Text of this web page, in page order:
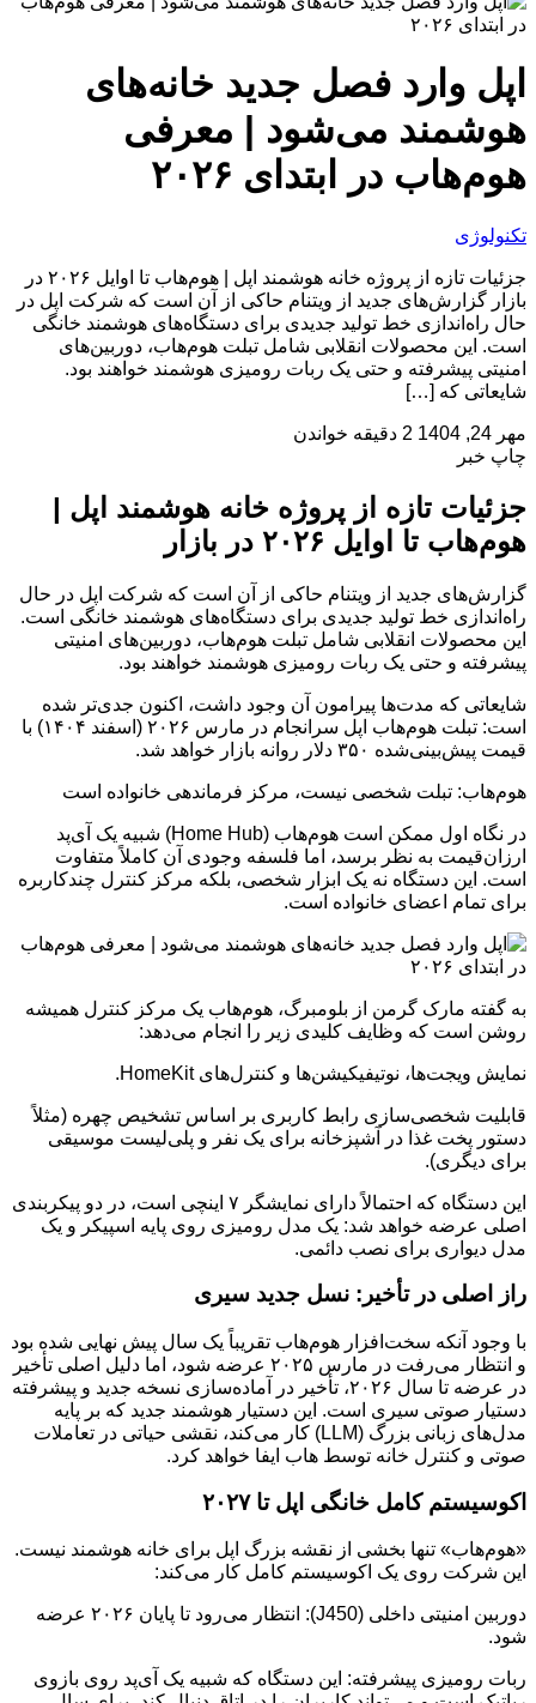
اپل وارد فصل جدید خانه‌های
هوشمند می‌شود | معرفی
هوم‌هاب در ابتدای ۲۰۲۶
تکنولوژی
جزئیات تازه از پروژه خانه هوشمند اپل | هوم‌هاب تا اوایل ۲۰۲۶ در
بازار گزارش‌های جدید از ویتنام حاکی از آن است که شرکت اپل در
حال راه‌اندازی خط تولید جدیدی برای دستگاه‌های هوشمند خانگی
است. این محصولات انقلابی شامل تبلت هوم‌هاب، دوربین‌های
امنیتی پیشرفته و حتی یک ربات رومیزی هوشمند خواهند بود.
شایعاتی که […]
مهر 24, 1404
2 دقیقه خواندن
چاپ خبر
جزئیات تازه از پروژه خانه هوشمند اپل |
هوم‌هاب تا اوایل ۲۰۲۶ در بازار
گزارش‌های جدید از ویتنام حاکی از آن است که شرکت اپل در حال
راه‌اندازی خط تولید جدیدی برای دستگاه‌های هوشمند خانگی است.
این محصولات انقلابی شامل تبلت هوم‌هاب، دوربین‌های امنیتی
پیشرفته و حتی یک ربات رومیزی هوشمند خواهند بود.
شایعاتی که مدت‌ها پیرامون آن وجود داشت، اکنون جدی‌تر شده
است: تبلت هوم‌هاب اپل سرانجام در مارس ۲۰۲۶ (اسفند ۱۴۰۴) با
قیمت پیش‌بینی‌شده ۳۵۰ دلار روانه بازار خواهد شد.
هوم‌هاب: تبلت شخصی نیست، مرکز فرماندهی خانواده است
در نگاه اول ممکن است هوم‌هاب (Home Hub) شبیه یک آی‌پد
ارزان‌قیمت به نظر برسد، اما فلسفه وجودی آن کاملاً متفاوت
است. این دستگاه نه یک ابزار شخصی، بلکه مرکز کنترل چندکاربره
برای تمام اعضای خانواده است.
به گفته مارک گرمن از بلومبرگ، هوم‌هاب یک مرکز کنترل همیشه
روشن است که وظایف کلیدی زیر را انجام می‌دهد:
نمایش ویجت‌ها، نوتیفیکیشن‌ها و کنترل‌های HomeKit.
قابلیت شخصی‌سازی رابط کاربری بر اساس تشخیص چهره (مثلاً
دستور پخت غذا در آشپزخانه برای یک نفر و پلی‌لیست موسیقی
برای دیگری).
این دستگاه که احتمالاً دارای نمایشگر ۷ اینچی است، در دو پیکربندی
اصلی عرضه خواهد شد: یک مدل رومیزی روی پایه اسپیکر و یک
مدل دیواری برای نصب دائمی.
راز اصلی در تأخیر: نسل جدید سیری
با وجود آنکه سخت‌افزار هوم‌هاب تقریباً یک سال پیش نهایی شده بود
و انتظار می‌رفت در مارس ۲۰۲۵ عرضه شود، اما دلیل اصلی تأخیر
در عرضه تا سال ۲۰۲۶، تأخیر در آماده‌سازی نسخه جدید و پیشرفته
دستیار صوتی سیری است. این دستیار هوشمند جدید که بر پایه
مدل‌های زبانی بزرگ (LLM) کار می‌کند، نقشی حیاتی در تعاملات
صوتی و کنترل خانه توسط هاب ایفا خواهد کرد.
اکوسیستم کامل خانگی اپل تا ۲۰۲۷
«هوم‌هاب» تنها بخشی از نقشه بزرگ اپل برای خانه هوشمند نیست.
این شرکت روی یک اکوسیستم کامل کار می‌کند:
دوربین امنیتی داخلی (J450): انتظار می‌رود تا پایان ۲۰۲۶ عرضه
شود.
ربات رومیزی پیشرفته: این دستگاه که شبیه یک آی‌پد روی بازوی